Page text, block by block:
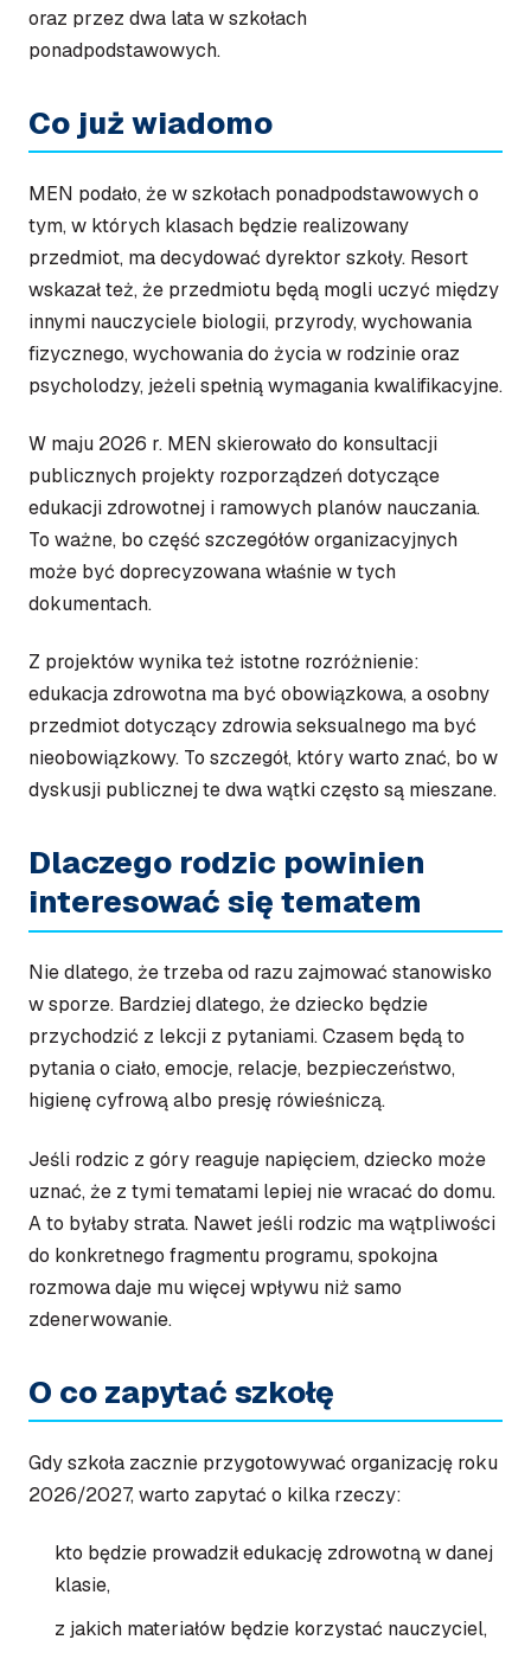
oraz przez dwa lata w szkołach
ponadpodstawowych.
Co już wiadomo
MEN podało, że w szkołach ponadpodstawowych o
tym, w których klasach będzie realizowany
przedmiot, ma decydować dyrektor szkoły. Resort
wskazał też, że przedmiotu będą mogli uczyć między
innymi nauczyciele biologii, przyrody, wychowania
fizycznego, wychowania do życia w rodzinie oraz
psycholodzy, jeżeli spełnią wymagania kwalifikacyjne.
W maju 2026 r. MEN skierowało do konsultacji
publicznych projekty rozporządzeń dotyczące
edukacji zdrowotnej i ramowych planów nauczania.
To ważne, bo część szczegółów organizacyjnych
może być doprecyzowana właśnie w tych
dokumentach.
Z projektów wynika też istotne rozróżnienie:
edukacja zdrowotna ma być obowiązkowa, a osobny
przedmiot dotyczący zdrowia seksualnego ma być
nieobowiązkowy. To szczegół, który warto znać, bo w
dyskusji publicznej te dwa wątki często są mieszane.
Dlaczego rodzic powinien
interesować się tematem
Nie dlatego, że trzeba od razu zajmować stanowisko
w sporze. Bardziej dlatego, że dziecko będzie
przychodzić z lekcji z pytaniami. Czasem będą to
pytania o ciało, emocje, relacje, bezpieczeństwo,
higienę cyfrową albo presję rówieśniczą.
Jeśli rodzic z góry reaguje napięciem, dziecko może
uznać, że z tymi tematami lepiej nie wracać do domu.
A to byłaby strata. Nawet jeśli rodzic ma wątpliwości
do konkretnego fragmentu programu, spokojna
rozmowa daje mu więcej wpływu niż samo
zdenerwowanie.
O co zapytać szkołę
Gdy szkoła zacznie przygotowywać organizację roku
2026/2027, warto zapytać o kilka rzeczy:
kto będzie prowadził edukację zdrowotną w danej
klasie,
z jakich materiałów będzie korzystać nauczyciel,